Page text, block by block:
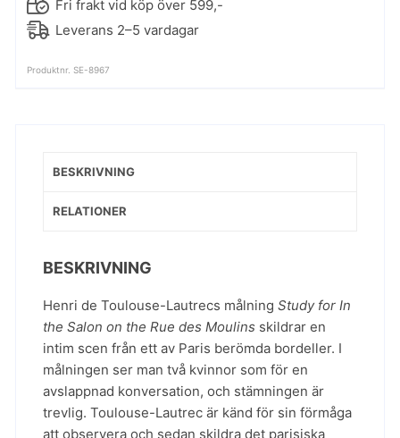
the
Salon
the
Fri frakt vid köp över 599,-
Leverans 2–5 vardagar
Produktnr. SE-8967
BESKRIVNING
RELATIONER
BESKRIVNING
Henri de Toulouse-Lautrecs målningStudy for In
the Salon on the Rue des Moulins skildrar en
intim scen från ett av Paris berömda bordeller. I
målningen ser man två kvinnor som för en
avslappnad konversation, och stämningen är
trevlig. Toulouse-Lautrec är känd för sin förmåga
att observera och sedan skildra det parisiska